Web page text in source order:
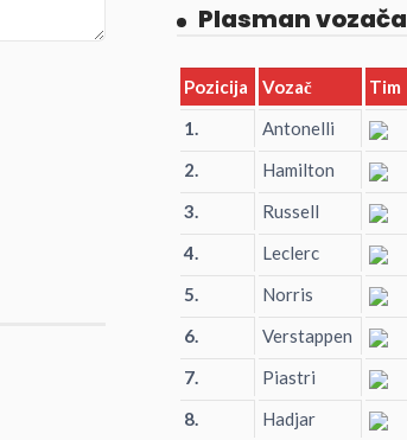
Plasman vozača
Pozicija Vozač Tim
1.
Antonelli
2.
Hamilton
3.
Russell
4.
Leclerc
5.
Norris
6.
Verstappen
7.
Piastri
8.
Hadjar